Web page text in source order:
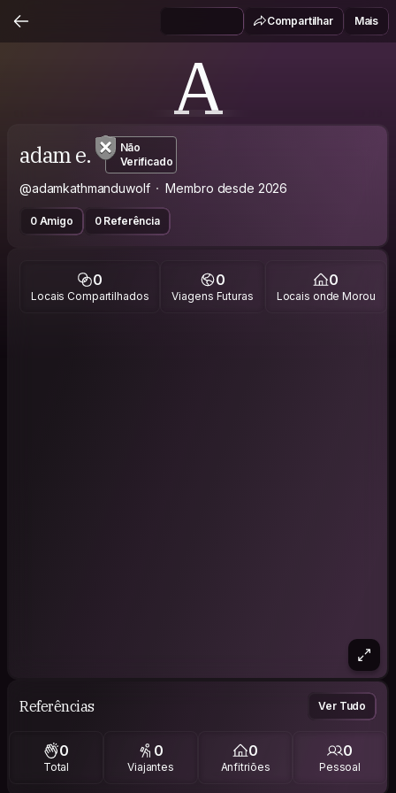
Compartilhar Mais
A
adam e.
Não
Verificado
@adamkathmanduwolf Membro desde 2026
0 Amigo 0 Referência
0
Locais Compartilhados
0
Viagens Futuras
0
Locais onde Morou
Referências Ver Tudo
0
Total
0
Viajantes
0
Anfitriões
0
Pessoal